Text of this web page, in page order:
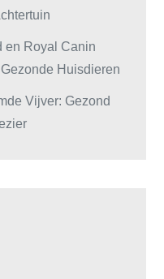
en Royal Canin
Huisdieren
Vijver: Gezond